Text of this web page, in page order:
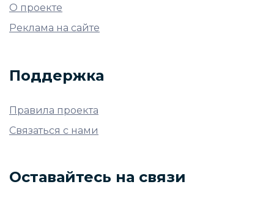
О проекте
Реклама на сайте
Поддержка
Правила проекта
Связаться с нами
Оставайтесь на связи